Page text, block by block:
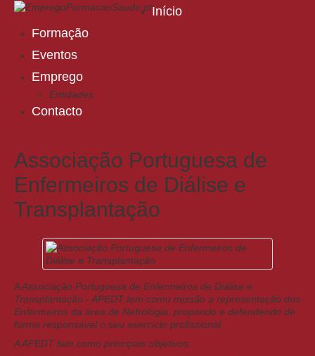
Início
Formação
Eventos
Emprego
Entidades
Contacto
Associação Portuguesa de
Enfermeiros de Diálise e
Transplantação
A Associação Portuguesa de Enfermeiros de Diálise e
Transplantação - APEDT tem como missão a representação dos
Enfermeiros da área de Nefrologia, propondo e defendendo de
forma responsável o seu exercício profissional.
A APEDT tem como principais objetivos: